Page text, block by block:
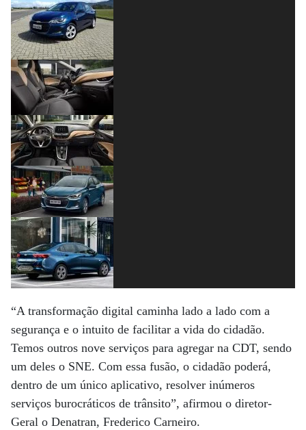
“A transformação digital caminha lado a lado com a
segurança e o intuito de facilitar a vida do cidadão.
Temos outros nove serviços para agregar na CDT, sendo
um deles o SNE. Com essa fusão, o cidadão poderá,
dentro de um único aplicativo, resolver inúmeros
serviços burocráticos de trânsito”, afirmou o diretor-
Geral o Denatran, Frederico Carneiro.